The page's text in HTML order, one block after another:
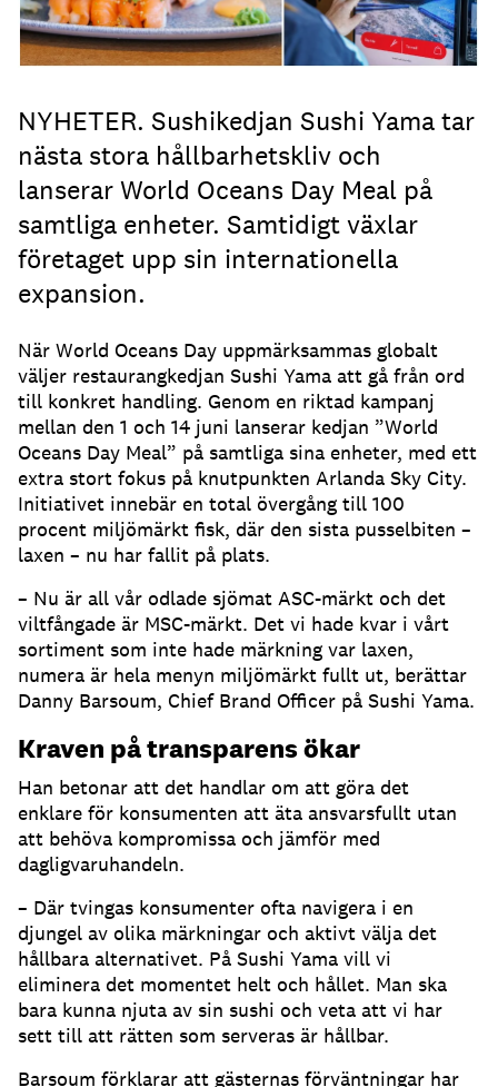
NYHETER. Sushikedjan Sushi Yama tar
nästa stora hållbarhetskliv och
lanserar World Oceans Day Meal på
samtliga enheter. Samtidigt växlar
företaget upp sin internationella
expansion.
När World Oceans Day uppmärksammas globalt
väljer restaurangkedjan Sushi Yama att gå från ord
till konkret handling. Genom en riktad kampanj
mellan den 1 och 14 juni lanserar kedjan ”World
Oceans Day Meal” på samtliga sina enheter, med ett
extra stort fokus på knutpunkten Arlanda Sky City.
Initiativet innebär en total övergång till 100
procent miljömärkt fisk, där den sista pusselbiten –
laxen – nu har fallit på plats.
– Nu är all vår odlade sjömat ASC-märkt och det
viltfångade är MSC-märkt. Det vi hade kvar i vårt
sortiment som inte hade märkning var laxen,
numera är hela menyn miljömärkt fullt ut, berättar
Danny Barsoum, Chief Brand Officer på Sushi Yama.
Kraven på transparens ökar
Han betonar att det handlar om att göra det
enklare för konsumenten att äta ansvarsfullt utan
att behöva kompromissa och jämför med
dagligvaruhandeln.
– Där tvingas konsumenter ofta navigera i en
djungel av olika märkningar och aktivt välja det
hållbara alternativet. På Sushi Yama vill vi
eliminera det momentet helt och hållet. Man ska
bara kunna njuta av sin sushi och veta att vi har
sett till att rätten som serveras är hållbar.
Barsoum förklarar att gästernas förväntningar har